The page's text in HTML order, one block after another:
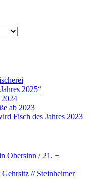
2025“
ab 2023
Fisch des Jahres 2023
Obersinn / 21. +
// Steinheimer